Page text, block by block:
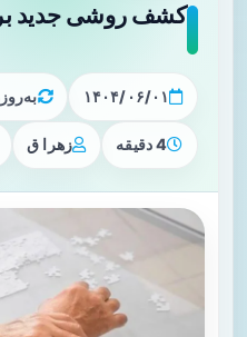
کشف روشی جدید
۱۴۰۴/۰۶/۰۱
4 دقیقه زهرا ق